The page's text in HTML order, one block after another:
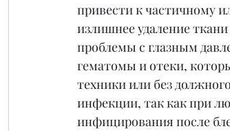
привести к частичному
излишнее удаление
проблемы с глазным
гематомы и отеки,
техники или без
инфекции, так как при
инфицирования после